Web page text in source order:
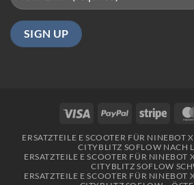
Visa PayPal Stripe
ERSATZTEILE E SCOOTER FÜR NINEBOT
CITYBLITZ SOFLOW NACH
ERSATZTEILE E SCOOTER FÜR NINEBOT
CITYBLITZ SOFLOW
ERSATZTEILE E SCOOTER FÜR NINEBOT